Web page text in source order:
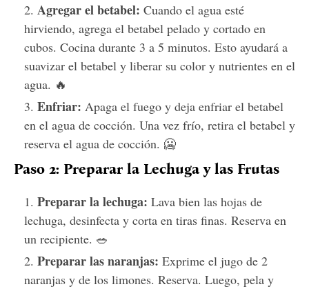
Agregar el betabel: Cuando el agua esté
hirviendo, agrega el betabel pelado y cortado en
cubos. Cocina durante 3 a 5 minutos. Esto ayudará a
suavizar el betabel y liberar su color y nutrientes en el
agua. 🔥
Enfriar: Apaga el fuego y deja enfriar el betabel
en el agua de cocción. Una vez frío, retira el betabel y
reserva el agua de cocción. 🥶
Paso 2: Preparar la Lechuga y las Frutas
Preparar la lechuga: Lava bien las hojas de
lechuga, desinfecta y corta en tiras finas. Reserva en
un recipiente. 🥗
Preparar las naranjas: Exprime el jugo de 2
naranjas y de los limones. Reserva. Luego, pela y